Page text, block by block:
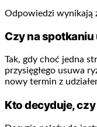
Odpowiedzi wynikają
Czy na
Tak, gdy choć jedna
przysięgłego usuwa
nowy termin z
Kto decyduje,